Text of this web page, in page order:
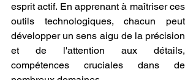
esprit actif. En apprenant à maîtriser ces
outils technologiques, chacun peut
développer un sens aigu de la précision
et de l'attention aux détails,
compétences cruciales dans de